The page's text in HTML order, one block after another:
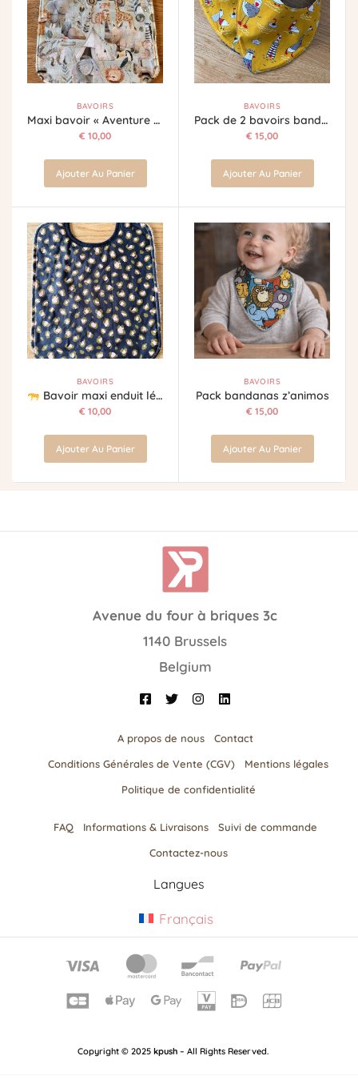
BAVOIRS
Maxi bavoir « Aventure sauvage »
€ 10,00
Ajouter Au Panier
BAVOIRS
Pack de 2 bavoirs bandana mer
€ 15,00
Ajouter Au Panier
BAVOIRS
Bavoir maxi enduit léopard
€ 10,00
Ajouter Au Panier
BAVOIRS
Pack bandanas z’animos
€ 15,00
Ajouter Au Panier
Avenue du four à briques 3c
1140 Brussels
Belgium
A propos de nous
Contact
Conditions Générales de Vente (CGV)
Mentions légales
Politique de confidentialité
FAQ Informations & Livraisons​
Suivi de commande
Contactez-nous
Langues
Français
Copyright © 2025 kpush – All Rights Reserved.